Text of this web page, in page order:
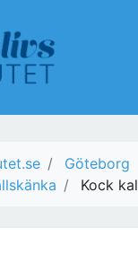
Göteborg
Kock